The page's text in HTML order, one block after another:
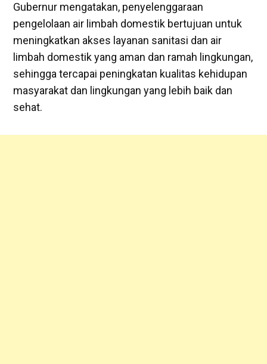
Gubernur mengatakan, penyelenggaraan
pengelolaan air limbah domestik bertujuan untuk
meningkatkan akses layanan sanitasi dan air
limbah domestik yang aman dan ramah lingkungan,
sehingga tercapai peningkatan kualitas kehidupan
masyarakat dan lingkungan yang lebih baik dan
sehat.